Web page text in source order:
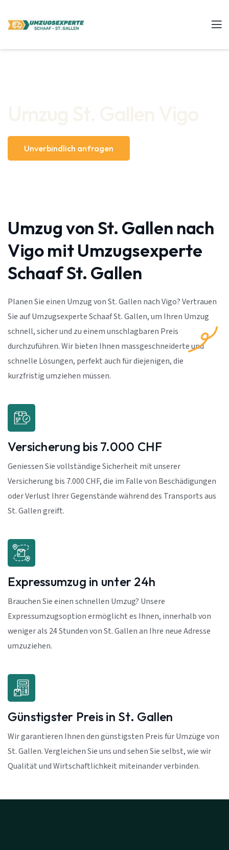
Unverbindlich anfragen
Umzug von St. Gallen nach
Vigo mit Umzugsexperte
Schaaf St. Gallen
Planen Sie einen Umzug von St. Gallen nach Vigo? Vertrauen
Sie auf Umzugsexperte Schaaf St. Gallen, um Ihren Umzug
schnell, sicher und zu einem unschlagbaren Preis
durchzuführen. Wir bieten Ihnen massgeschneiderte und
schnelle Lösungen, perfekt auch für diejenigen, die
kurzfristig umziehen müssen.
Versicherung bis 7.000 CHF
Geniessen Sie vollständige Sicherheit mit unserer
Versicherung bis 7.000 CHF, die im Falle von Beschädigungen
oder Verlust Ihrer Gegenstände während des Transports aus
St. Gallen greift.
Expressumzug in unter 24h
Brauchen Sie einen schnellen Umzug? Unsere
Expressumzugsoption ermöglicht es Ihnen, innerhalb von
weniger als 24 Stunden von St. Gallen an Ihre neue Adresse
umzuziehen.
Günstigster Preis in St. Gallen
Wir garantieren Ihnen den günstigsten Preis für Umzüge von
St. Gallen. Vergleichen Sie uns und sehen Sie selbst, wie wir
Qualität und Wirtschaftlichkeit miteinander verbinden.